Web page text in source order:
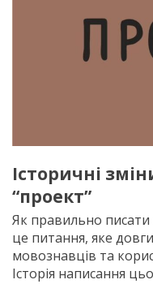
Історичні
“проект”
Як правильно писати
це питання, яке
мовознавців та
Історія написання